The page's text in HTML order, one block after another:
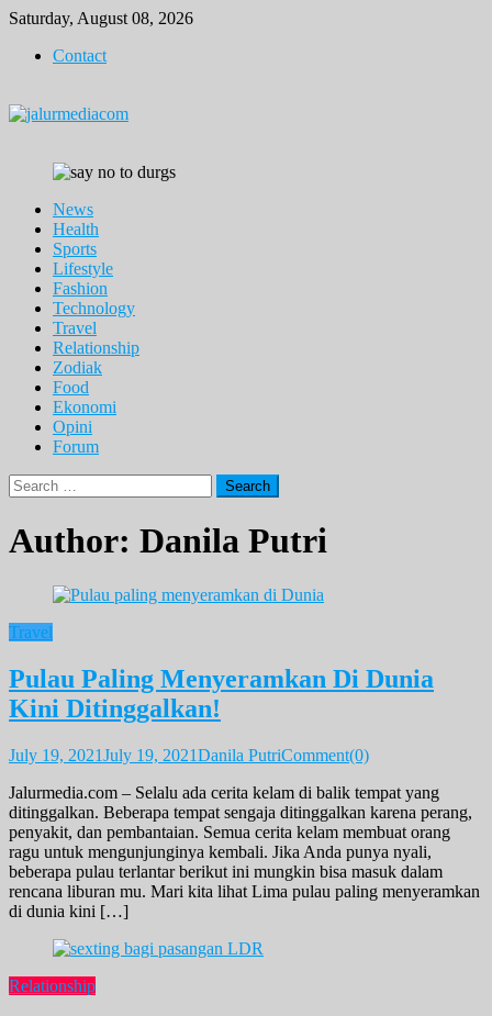
Skip
content
Saturday, August 08, 2026
Contact
News
Health
Sports
Lifestyle
Fashion
Technology
Travel
Relationship
Zodiak
Food
Ekonomi
Opini
Forum
Search
for:
Author: Danila Putri
Travel
Pulau Paling Menyeramkan Di Dunia
Kini Ditinggalkan!
July 19, 2021July 19, 2021Danila PutriComment(0)
Jalurmedia.com – Selalu ada cerita kelam di balik tempat yang
ditinggalkan. Beberapa tempat sengaja ditinggalkan karena perang,
penyakit, dan pembantaian. Semua cerita kelam membuat orang
ragu untuk mengunjunginya kembali. Jika Anda punya nyali,
beberapa pulau terlantar berikut ini mungkin bisa masuk dalam
rencana liburan mu. Mari kita lihat Lima pulau paling menyeramkan
di dunia kini […]
Relationship